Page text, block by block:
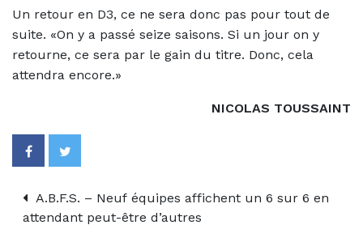
Un retour en D3, ce ne sera donc pas pour tout de
suite. «On y a passé seize saisons. Si un jour on y
retourne, ce sera par le gain du titre. Donc, cela
attendra encore.»
NICOLAS TOUSSAINT
A.B.F.S. – Neuf équipes affichent un 6 sur 6 en
attendant peut-être d’autres